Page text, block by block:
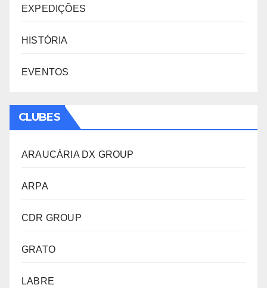
EXPEDIÇÕES
HISTÓRIA
EVENTOS
CLUBES
ARAUCÁRIA DX GROUP
ARPA
CDR GROUP
GRATO
LABRE